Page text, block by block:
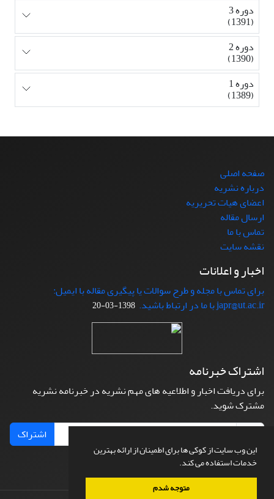
این وب سایت از کوکی ها برای اطمینان از ارائه بهترین
خدمات استفاده می کند.
متوجه شدم
دوره 3
(1391)
دوره 2
(1390)
دوره 1
(1389)
صفحه اصلی
درباره نشریه
اعضای هیات تحریریه
ارسال مقاله
تماس با ما
نقشه سایت
اخبار و اعلانات
برای تماس با مجله و طرح سوالات یا پیگیری مقاله با ایمیل:
japr@ut.ac.ir با ما در ارتباط باشید.
1398-03-20
اشتراک خبرنامه
برای دریافت اخبار و اطلاعیه های مهم نشریه در خبرنامه نشریه
مشترک شوید.
اشتراک